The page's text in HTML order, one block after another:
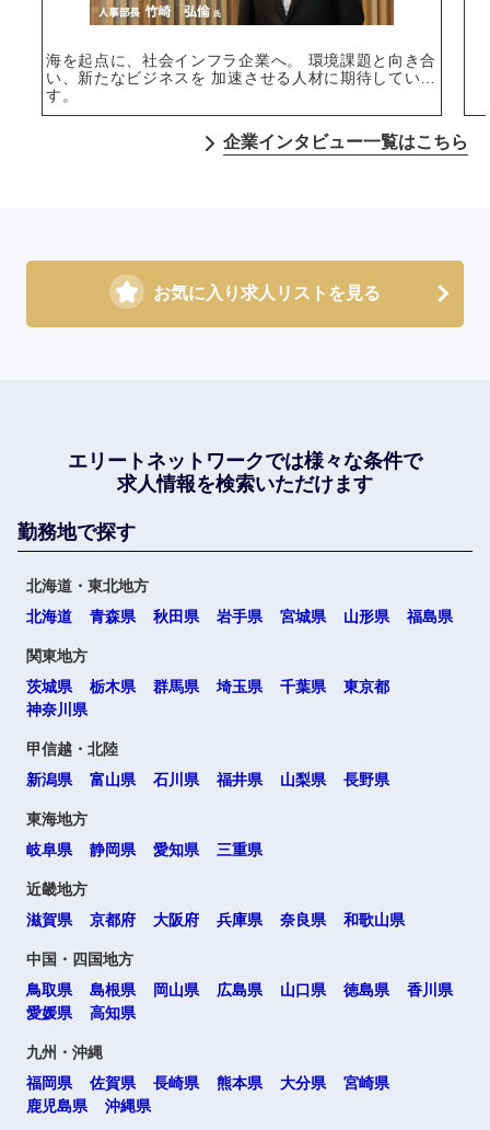
海を起点に、社会インフラ企業へ。 環境課題と向き合
い、新たなビジネスを 加速させる人材に期待していま
す。
企業インタビュー一覧はこちら
お気に入り求人リストを見る
エリートネットワークでは様々な条件で
求人情報を検索いただけます
勤務地で探す
北海道・東北地方
北海道
青森県 秋田県 岩手県 宮城県 山形県 福島県
関東地方
茨城県
栃木県 群馬県 埼玉県 千葉県
東京都
神奈川県
甲信越・北陸
新潟県
富山県 石川県 福井県 山梨県 長野県
東海地方
岐阜県
静岡県 愛知県 三重県
近畿地方
滋賀県
京都府 大阪府 兵庫県 奈良県 和歌山県
中国・四国地方
鳥取県
島根県 岡山県 広島県 山口県 徳島県
香川県
愛媛県
高知県
九州・沖縄
福岡県
佐賀県 長崎県 熊本県 大分県
宮崎県
鹿児島県
沖縄県